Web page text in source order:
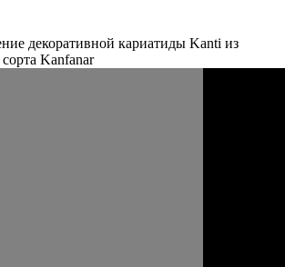
декоративной кариатиды Kanti из
Kanfanar